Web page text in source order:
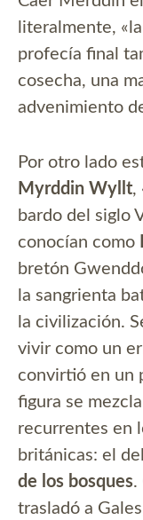
literalmente,
profecía final
cosecha, una
advenimiento
Por otro lado
Myrddin Wyllt,
bardo del siglo
conocían como
bretón
la sangrienta
la civilización.
vivir como un
convirtió en un
figura se
recurrentes en
británicas: el del
de los bosques.
trasladó a